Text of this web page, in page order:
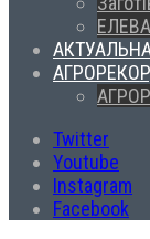
Twitter
Youtube
Instagram
Facebook